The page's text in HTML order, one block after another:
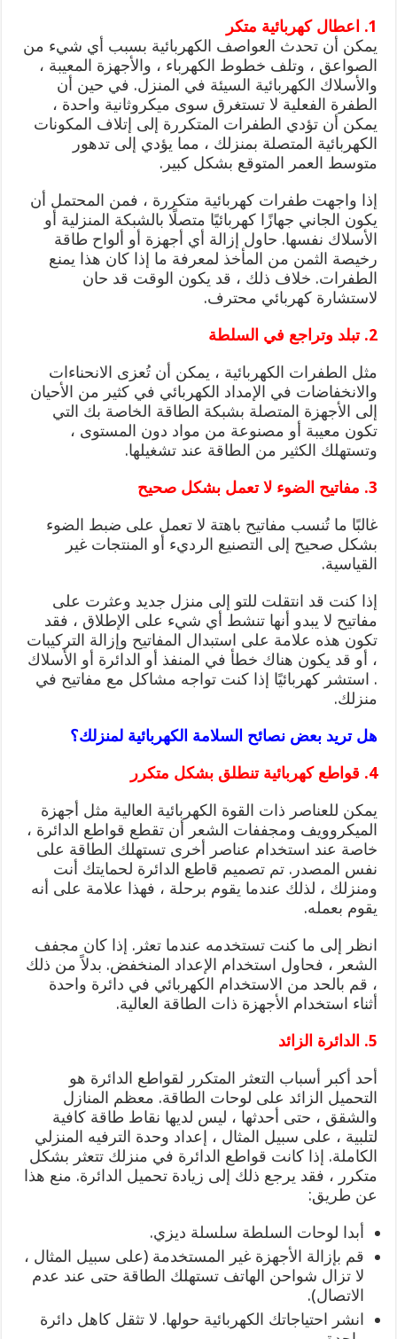
1. اعطال كهربائية متكر
يمكن أن تحدث العواصف الكهربائية بسبب أي شيء من
الصواعق ، وتلف خطوط الكهرباء ، والأجهزة المعيبة ،
والأسلاك الكهربائية السيئة في المنزل. في حين أن
الطفرة الفعلية لا تستغرق سوى ميكروثانية واحدة ،
يمكن أن تؤدي الطفرات المتكررة إلى إتلاف المكونات
الكهربائية المتصلة بمنزلك ، مما يؤدي إلى تدهور
متوسط ​​العمر المتوقع بشكل كبير.
إذا واجهت طفرات كهربائية متكررة ، فمن المحتمل أن
يكون الجاني جهازًا كهربائيًا متصلًا بالشبكة المنزلية أو
الأسلاك نفسها. حاول إزالة أي أجهزة أو ألواح طاقة
رخيصة الثمن من المأخذ لمعرفة ما إذا كان هذا يمنع
الطفرات. خلاف ذلك ، قد يكون الوقت قد حان
لاستشارة كهربائي محترف.
2. تبلد وتراجع في السلطة
مثل الطفرات الكهربائية ، يمكن أن تُعزى الانحناءات
والانخفاضات في الإمداد الكهربائي في كثير من الأحيان
إلى الأجهزة المتصلة بشبكة الطاقة الخاصة بك التي
تكون معيبة أو مصنوعة من مواد دون المستوى ،
وتستهلك الكثير من الطاقة عند تشغيلها.
3. مفاتيح الضوء لا تعمل بشكل صحيح
غالبًا ما تُنسب مفاتيح باهتة لا تعمل على ضبط الضوء
بشكل صحيح إلى التصنيع الرديء أو المنتجات غير
القياسية.
إذا كنت قد انتقلت للتو إلى منزل جديد وعثرت على
مفاتيح لا يبدو أنها تنشط أي شيء على الإطلاق ، فقد
تكون هذه علامة على استبدال المفاتيح وإزالة التركيبات
، أو قد يكون هناك خطأ في المنفذ أو الدائرة أو الأسلاك
. استشر كهربائيًا إذا كنت تواجه مشاكل مع مفاتيح في
منزلك.
هل تريد بعض نصائح السلامة الكهربائية لمنزلك؟
4. قواطع كهربائية تنطلق بشكل متكرر
يمكن للعناصر ذات القوة الكهربائية العالية مثل أجهزة
الميكروويف ومجففات الشعر أن تقطع قواطع الدائرة ،
خاصة عند استخدام عناصر أخرى تستهلك الطاقة على
نفس المصدر. تم تصميم قاطع الدائرة لحمايتك أنت
ومنزلك ، لذلك عندما يقوم برحلة ، فهذا علامة على أنه
يقوم بعمله.
انظر إلى ما كنت تستخدمه عندما تعثر. إذا كان مجفف
الشعر ، فحاول استخدام الإعداد المنخفض. بدلاً من ذلك
، قم بالحد من الاستخدام الكهربائي في دائرة واحدة
أثناء استخدام الأجهزة ذات الطاقة العالية.
5. الدائرة الزائد
أحد أكبر أسباب التعثر المتكرر لقواطع الدائرة هو
التحميل الزائد على لوحات الطاقة. معظم المنازل
والشقق ، حتى أحدثها ، ليس لديها نقاط طاقة كافية
لتلبية ، على سبيل المثال ، إعداد وحدة الترفيه المنزلي
الكاملة. إذا كانت قواطع الدائرة في منزلك تتعثر بشكل
متكرر ، فقد يرجع ذلك إلى زيادة تحميل الدائرة. منع هذا
عن طريق:
أبدا لوحات السلطة سلسلة ديزي.
قم بإزالة الأجهزة غير المستخدمة (على سبيل المثال ،
لا تزال شواحن الهاتف تستهلك الطاقة حتى عند عدم
الاتصال).
انشر احتياجاتك الكهربائية حولها. لا تثقل كاهل دائرة